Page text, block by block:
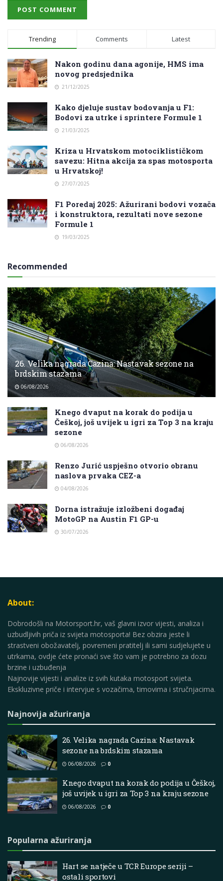
Trending Comments Latest
Nakon godinu dana agonije, HMS ima
novog predsjednika
21/12/2025
Kako djeluje sustav bodovanja u F1:
Bodovi za utrke i sprintere Formule 1
21/03/2025
Kriza u Hrvatskom motociklističkom
savezu: Hitna akcija za spas motosporta
u Hrvatskoj!
27/07/2025
F1 Poredaj 2025: Ažurirani bodovi vozača
i konstruktora, rezultati nove sezone
Formule 1
19/03/2025
Recommended
26. Velika nagrada Cazina: Nastavak sezone na
brdskim stazama
06/08/2026
Knego dvaput na korak do podija u
Češkoj, još uvijek u igri za Top 3 na kraju
sezone
06/08/2026
Renzo Jurić uspješno otvorio obranu
naslova prvaka CEZ-a
04/08/2026
Dorna istražuje izložbeni događaj
MotoGP na Austin F1 GP-u
30/07/2026
About:
Dobrodošli na Motorsport.hr, vaš glavni izvor vijesti, analiza i
uzbudljivih priča iz svijeta motosporta! Bez obzira jeste li
strastveni obožavatelj, povremeni pratitelj ili sami sudjelujete u
utrkama, ovdje ćete pronaći sve što vam je potrebno za dozu
brzine i uzbuđenja
Najnovije vijesti i analize iz svih kutaka motosport svijeta.
Ekskluzivne priče i intervjue s vozačima, timovima i stručnjacima.
Najnovija ažuriranja
26. Velika nagrada Cazina: Nastavak
sezone na brdskim stazama
06/08/2026 0
Knego dvaput na korak do podija u Češkoj,
još uvijek u igri za Top 3 na kraju sezone
06/08/2026 0
Popularna ažuriranja
Hart se natječe u TCR Europe seriji –
ostali sportovi